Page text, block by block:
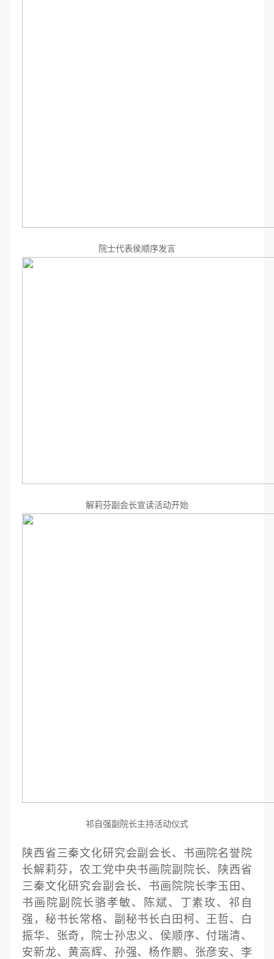
院士代表侯顺序发言
解莉芬副会长宣读活动开始
祁自强副院长主持活动仪式
陕西省三秦文化研究会副会长、书画院名誉院
长解莉芬，农工党中央书画院副院长、陕西省
三秦文化研究会副会长、书画院院长李玉田、
书画院副院长骆孝敏、陈斌、丁素玫、祁自
强，秘书长常格、副秘书长白田柯、王哲、白
振华、张奇，院士孙忠义、侯顺序、付瑞清、
安新龙、黄高辉、孙强、杨作鹏、张彦安、李